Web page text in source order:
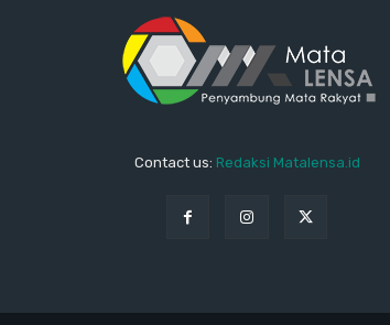
Contact us: Redaksi Matalensa.id